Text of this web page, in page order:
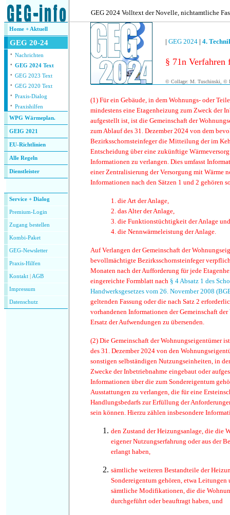
GEG 2024 Volltext der Novelle, nichtamtliche
Home + Aktuell
GEG 20-24
· Nachrichten
· GEG 2024 Text
· GEG 2023 Text
· GEG 2020 Text
· Praxis-Dialog
· Praxishilfen
WPG Wärmeplan.
GEIG 2021
EU-Richtlinien
Alle Regeln
Dienstleister
Service + Dialog
Premium-Login
Zugang bestellen
Kombi-Paket
GEG-Newsletter
Praxis-Hilfen
Kontakt AGB
Impressum
Datenschutz
| GEG 2024 | 4.
§ 71n Verfahren
© Collage: M. Tuschinski, ©
(1) Für ein Gebäude, in dem Wohnungs- oder
mindestens eine Etagenheizung zum Zweck der
aufgestellt ist, ist die Gemeinschaft der
zum Ablauf des 31. Dezember 2024 von dem
Bezirksschornsteinfeger die Mitteilung der im
Entscheidung über eine zukünftige
Informationen zu verlangen. Dies umfasst
einer Zentralisierung der Versorgung mit Wärme
Informationen nach den Sätzen 1 und 2 gehören
1. die Art der Anlage,
2. das Alter der Anlage,
3. die Funktionstüchtigkeit der Anlage und
4. die Nennwärmeleistung der Anlage.
Auf Verlangen der Gemeinschaft der
bevollmächtigte Bezirksschornsteinfeger
Monaten nach der Aufforderung für jede
eingereichte Formblatt nach § 4 Absatz 1 des
Handwerksgesetzes vom 26. November 2008
geltenden Fassung oder die nach Satz 2
vorhandenen Informationen der Gemeinschaft
Ersatz der Aufwendungen zu übersenden.
(2) Die Gemeinschaft der Wohnungseigentümer
des 31. Dezember 2024 von den
sonstigen selbständigen Nutzungseinheiten, in
Zwecke der Inbetriebnahme eingebaut oder
Informationen über die zum Sondereigentum
Ausstattungen zu verlangen, die für eine
Handlungsbedarfs zur Erfüllung der
sein können. Hierzu zählen insbesondere
den Zustand der Heizungsanlage, die die
eigener Nutzungserfahrung oder aus der
erlangt haben,
sämtliche weiteren Bestandteile der
Sondereigentum gehören, etwa Leitungen
sämtliche Modifikationen, die die
durchgeführt oder beauftragt haben, und